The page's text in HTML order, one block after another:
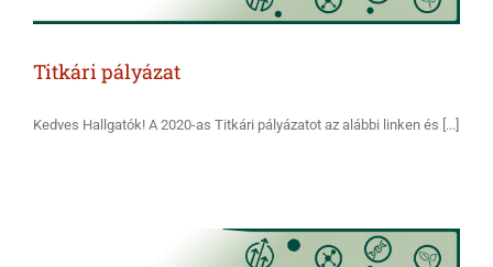
Titkári pályázat
Kedves Hallgatók! A 2020-as Titkári pályázatot az alábbi linken és [...]